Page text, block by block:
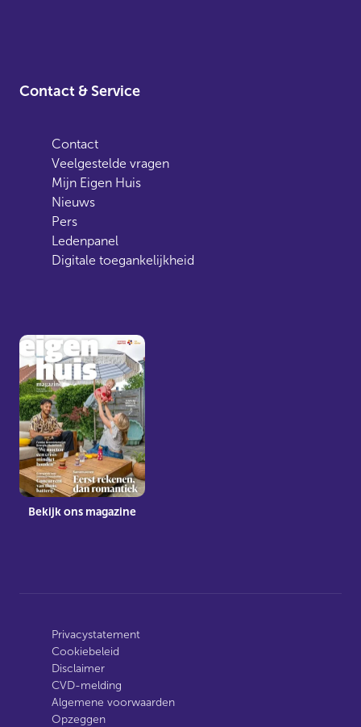
Contact & Service
Contact
Veelgestelde vragen
Mijn Eigen Huis
Nieuws
Pers
Ledenpanel
Digitale toegankelijkheid
Bekijk ons magazine
Privacystatement
Cookiebeleid
Disclaimer
CVD-melding
Algemene voorwaarden
Opzeggen